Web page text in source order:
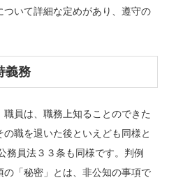
いて詳細な定めがあり、遵守の
義務
員は、職務上知ることのできた
職を退いた後といえども同様と
務員法３３条も同様です。判例
「秘密」とは、非公知の事項で